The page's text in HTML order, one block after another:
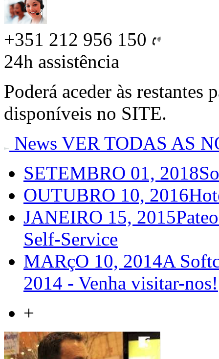
+351 212 956 150
24h assistência
Poderá aceder às restantes
disponíveis no SITE.
News VER TODAS AS
SETEMBRO 01, 2018
OUTUBRO 10, 2016
JANEIRO 15, 2015
Self-Service
MARçO 10, 2014A
2014 - Venha visitar-nos!
+